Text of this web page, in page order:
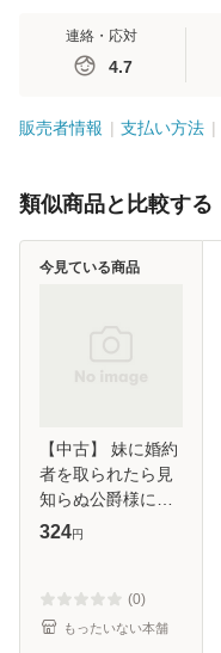
連絡・応対
4.7
販売者情報 支払い方法
類似商品と比較する
【中古】 妹に婚約
者を取られたら見
知らぬ公爵様に求
婚されました 1 (フ
KADOKAWA [コミ
ック]【メール
324円
(0)
もったいない本舗
今見ている商品